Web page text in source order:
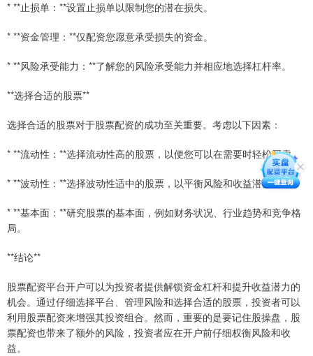
* **止损单：**设置止损单以限制您的潜在损失。
* **资金管理：**仅配资您愿意承受损失的资金。
* **风险承受能力：**了解您的风险承受能力并相应地选择杠杆率。
**选择合适的股票**
选择合适的股票对于股票配资的成功至关重要。考虑以下因素：
* **流动性：**选择流动性高的股票，以便您可以在需要时轻松买卖。
* **波动性：**选择波动性适中的股票，以平衡风险和收益潜力。
* **基本面：**研究股票的基本面，例如财务状况、行业趋势和竞争格
局。
**结论**
股票配资平台开户可以为投资者提供解锁资金杠杆和提升收益潜力的
机会。通过仔细选择平台、管理风险和选择合适的股票，投资者可以
利用股票配资来增强其投资组合。然而，重要的是要记住股操盘，股
票配资也带来了额外的风险，投资者应在开户前仔细权衡风险和收
益。